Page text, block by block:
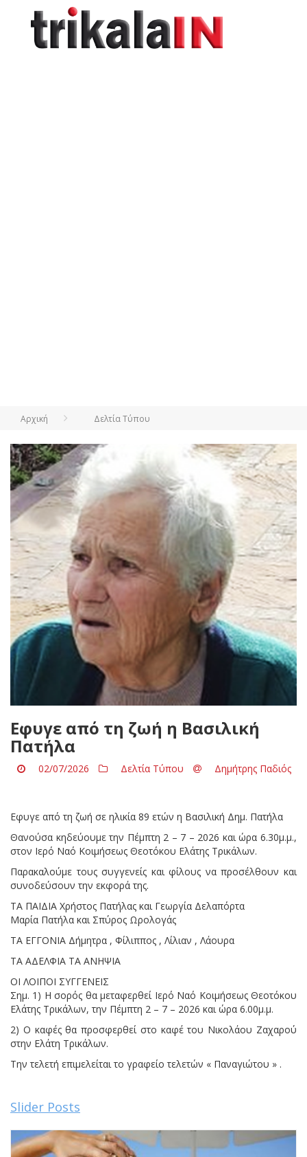
Αρχική Δελτία Τύπου
Εφυγε από τη ζωή η Βασιλική
Πατήλα
02/07/2026 Δελτία Τύπου Δημήτρης Παδιός
Εφυγε από τη ζωή σε ηλικία 89 ετών η Βασιλική Δημ. Πατήλα
Θανούσα κηδεύουμε την Πέμπτη 2 – 7 – 2026 και ώρα 6.30μ.μ.,
στον Ιερό Ναό Κοιμήσεως Θεοτόκου Ελάτης Τρικάλων.
Παρακαλούμε τους συγγενείς και φίλους να προσέλθουν και
συνοδεύσουν την εκφορά της.
ΤΑ ΠΑΙΔΙΑ Χρήστος Πατήλας και Γεωργία Δελαπόρτα
Μαρία Πατήλα και Σπύρος Ωρολογάς
ΤΑ ΕΓΓΟΝΙΑ Δήμητρα , Φίλιππος , Λίλιαν , Λάουρα
ΤΑ ΑΔΕΛΦΙΑ ΤΑ ΑΝΗΨΙΑ
ΟΙ ΛΟΙΠΟΙ ΣΥΓΓΕΝΕΙΣ
Σημ. 1) Η σορός θα μεταφερθεί Ιερό Ναό Κοιμήσεως Θεοτόκου
Ελάτης Τρικάλων, την Πέμπτη 2 – 7 – 2026 και ώρα 6.00μ.μ.
2) Ο καφές θα προσφερθεί στο καφέ του Νικολάου Ζαχαρού
στην Ελάτη Τρικάλων.
Την τελετή επιμελείται το γραφείο τελετών « Παναγιώτου » .
Slider Posts